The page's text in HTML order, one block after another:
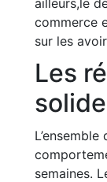
commerce
sur les
Les
semaines.